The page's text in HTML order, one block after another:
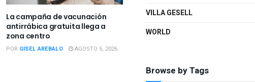
La campaña de vacunación
antirrábica gratuita llega a
zona centro
POR GISEL AREBALO AGOSTO 5, 2026
VILLA GESELL
WORLD
Browse by Tags